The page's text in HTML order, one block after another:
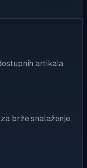
artikala.
brže snalaženje.